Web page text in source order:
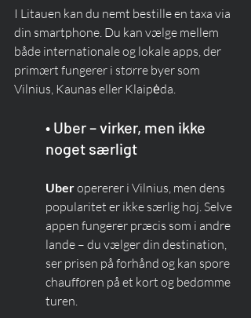
I Litauen kan du nemt bestille en taxa via
din smartphone. Du kan vælge mellem
både internationale og lokale apps, der
primært fungerer i større byer som
Vilnius, Kaunas eller Klaipėda.
• Uber – virker, men ikke
noget særligt
Uber opererer i Vilnius, men dens
popularitet er ikke særlig høj. Selve
appen fungerer præcis som i andre
lande – du vælger din destination,
ser prisen på forhånd og kan spore
chaufføren på et kort og bedømme
turen.